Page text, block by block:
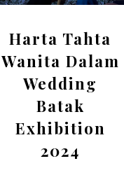
Harta Tahta
Wanita Dalam
Wedding
Batak
Exhibition
2024